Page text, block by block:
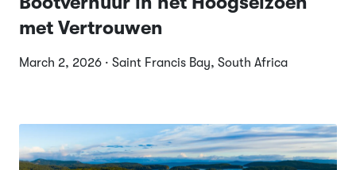
met Vertrouwen
March 2, 2026 · Saint Francis Bay, South Africa